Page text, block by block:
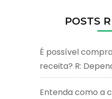
POSTS
É possível
receita? R:
Entenda como a